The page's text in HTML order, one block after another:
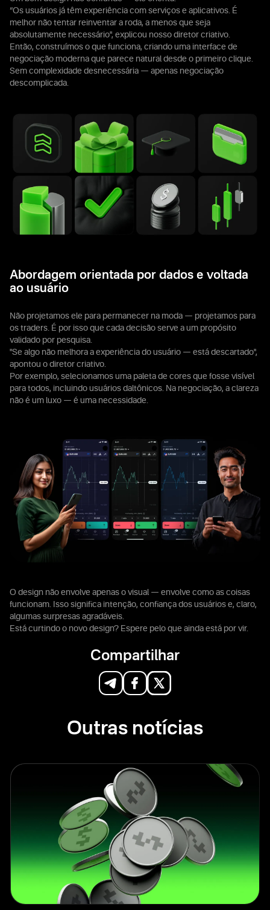
“Os usuários já têm experiência com serviços e aplicativos. É
melhor não tentar reinventar a roda, a menos que seja
absolutamente necessário", explicou nosso diretor criativo.
Então, construímos o que funciona, criando uma interface de
negociação moderna que parece natural desde o primeiro clique.
Sem complexidade desnecessária — apenas negociação
descomplicada.
Abordagem orientada por dados e voltada
ao usuário
Não projetamos ele para permanecer na moda — projetamos para
os traders. É por isso que cada decisão serve a um propósito
validado por pesquisa.
"Se algo não melhora a experiência do usuário — está descartado",
apontou o diretor criativo.
Por exemplo, selecionamos uma paleta de cores que fosse visível
para todos, incluindo usuários daltônicos. Na negociação, a clareza
não é um luxo — é uma necessidade.
O design não envolve apenas o visual — envolve como as coisas
funcionam. Isso significa intenção, confiança dos usuários e, claro,
algumas surpresas agradáveis.
Está curtindo o novo design? Espere pelo que ainda está por vir.
Compartilhar
Outras notícias